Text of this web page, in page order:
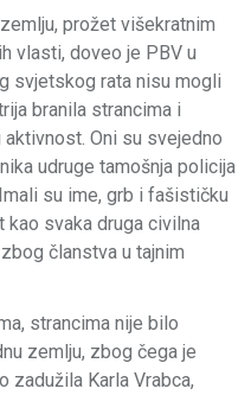
prožet višekratnim
vlasti, doveo je PBV u
svjetskog rata nisu mogli
branila strancima i
Oni su svejedno
udruge tamošnja policija
su ime, grb i fašističku
kao svaka druga civilna
članstva u tajnim
strancima nije bilo
zemlju, zbog čega je
zadužila Karla Vrabca,